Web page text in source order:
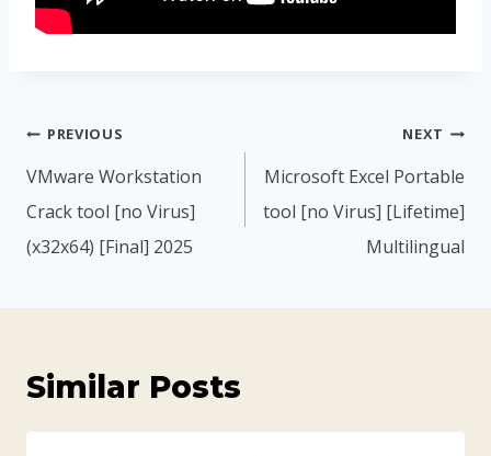
PREVIOUS
VMware Workstation
Crack tool [no Virus]
(x32x64) [Final] 2025
NEXT
Microsoft Excel Portable
tool [no Virus] [Lifetime]
Multilingual
Similar Posts